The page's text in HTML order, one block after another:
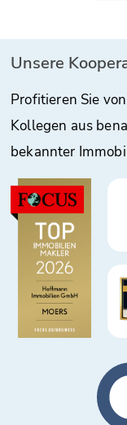
Unsere
Profitieren Sie
Kollegen aus
bekannter